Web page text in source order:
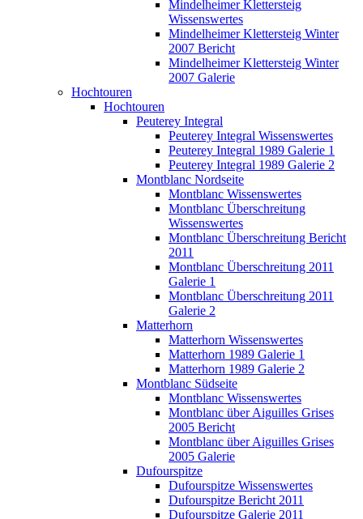
Mindelheimer Klettersteig
Wissenswertes
Mindelheimer Klettersteig Winter
2007 Bericht
Mindelheimer Klettersteig Winter
2007 Galerie
Hochtouren
Hochtouren
Peuterey Integral
Peuterey Integral Wissenswertes
Peuterey Integral 1989 Galerie 1
Peuterey Integral 1989 Galerie 2
Montblanc Nordseite
Montblanc Wissenswertes
Montblanc Überschreitung
Wissenswertes
Montblanc Überschreitung Bericht
2011
Montblanc Überschreitung 2011
Galerie 1
Montblanc Überschreitung 2011
Galerie 2
Matterhorn
Matterhorn Wissenswertes
Matterhorn 1989 Galerie 1
Matterhorn 1989 Galerie 2
Montblanc Südseite
Montblanc Wissenswertes
Montblanc über Aiguilles Grises
2005 Bericht
Montblanc über Aiguilles Grises
2005 Galerie
Dufourspitze
Dufourspitze Wissenswertes
Dufourspitze Bericht 2011
Dufourspitze Galerie 2011